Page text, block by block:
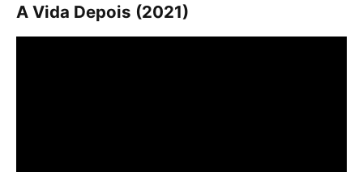
A Vida Depois (2021)